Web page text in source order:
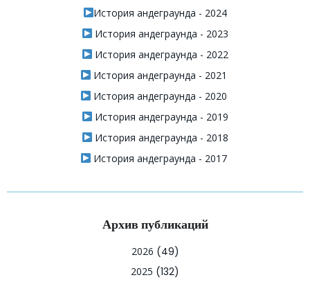
История андеграунда - 2024
История андеграунда - 2023
История андеграунда - 2022
История андеграунда - 2021
История андеграунда - 2020
История андеграунда - 2019
История андеграунда - 2018
История андеграунда - 2017
Архив публикаций
2026 (49)
2025 (132)